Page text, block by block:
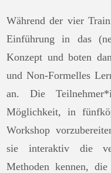
Während der vier
Einführung in das
Konzept und boten
und Non-Formelles
an. Die
Möglichkeit, in
Workshop
sie interaktiv die
Methoden kennen,